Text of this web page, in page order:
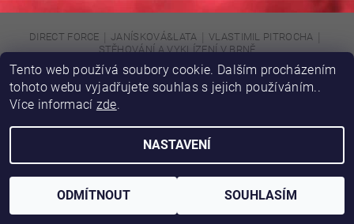
DIRECT FORCE | JANÍSKOVÁ&LATA | VLASTIMIL PITROCHA |
STĚHOVÁNÍ A VYKLÍZENÍ V BRNĚ
2026 © DIRFORPRO, všechna práva vyhrazena
Vytvořil Shoptet
Tento web používá soubory cookie. Dalším procházením
tohoto webu vyjadřujete souhlas s jejich používáním..
Více informací zde.
NASTAVENÍ
ODMÍTNOUT SOUHLASÍM